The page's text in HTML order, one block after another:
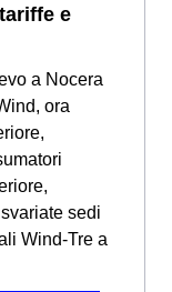
e
a Nocera
ora
sedi
Wind-Tre a